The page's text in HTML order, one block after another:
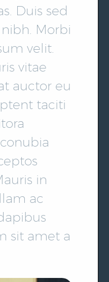
Duis sed
Morbi
velit.
vitae
auctor eu
taciti
in
ac
sit amet a